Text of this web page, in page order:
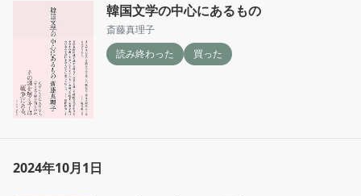
韓国文学の中心にあるもの
斎藤真理子
読み終わった
買った
2024年10月1日